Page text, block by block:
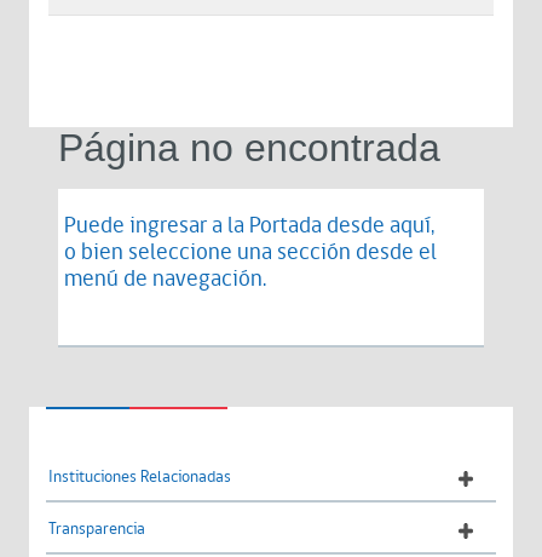
Página no encontrada
Puede ingresar a la Portada desde aquí,
o bien seleccione una sección desde el
menú de navegación.
Instituciones Relacionadas
Transparencia